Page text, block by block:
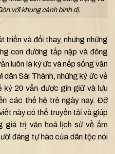
với khung cảnh bình dị.
triển và đổi thay, nhưng những
con đường tấp nập và đông
luôn là ký ức và nếp sống văn
dân Sài Thành, những ký ức về
kỷ 20 vẫn được gìn giữ và lưu
các thế hệ trẻ ngày nay. Đỡ
này có thể truyền tải và giúp
giá trị văn hoá lịch sử về ẩm
đáng tự hào của dân tộc nói